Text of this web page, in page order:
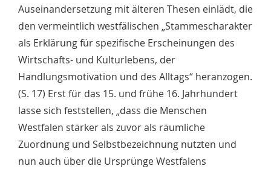
Auseinandersetzung mit älteren Thesen einlädt, die
den vermeintlich westfälischen „Stammescharakter
als Erklärung für spezifische Erscheinungen des
Wirtschafts- und Kulturlebens, der
Handlungsmotivation und des Alltags“ heranzogen.
(S. 17) Erst für das 15. und frühe 16. Jahrhundert
lasse sich feststellen, „dass die Menschen
Westfalen stärker als zuvor als räumliche
Zuordnung und Selbstbezeichnung nutzten und
nun auch über die Ursprünge Westfalens